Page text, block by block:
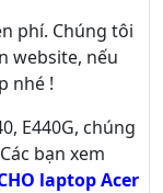
phí. Chúng tôi
website, nếu
nhé !
E440G, chúng
Các bạn xem
laptop Acer